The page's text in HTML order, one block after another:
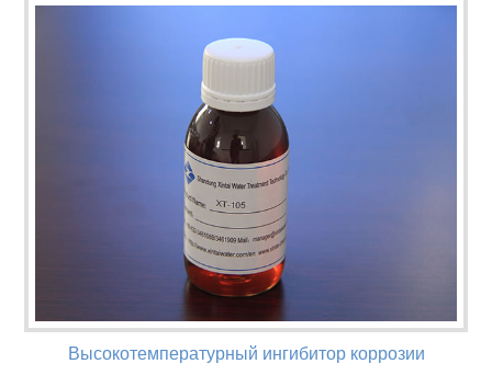
Высокотемпературный ингибитор коррозии